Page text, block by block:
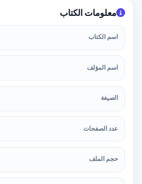
معلومات الكتاب
اسم الكتاب
اسم المؤلف
الصيغة
عدد الصفحات
حجم الملف